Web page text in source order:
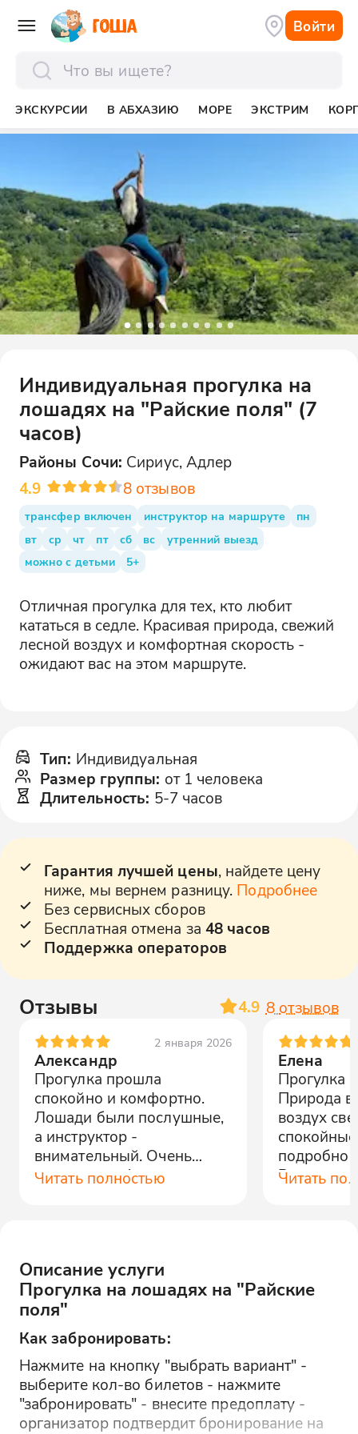
Войти
ЭКСКУРСИИ В АБХАЗИЮ МОРЕ ЭКСТРИМ
Индивидуальная прогулка на
лошадях на "Райские поля" (7
часов)
Районы Сочи: Сириус, Адлер
4.9
8 отзывов
трансфер включен инструктор на маршруте
пн
вт
ср чт пт сб вс
утренний выезд
можно с детьми
5+
Отличная прогулка для тех, кто любит
кататься в седле. Красивая природа, свежий
лесной воздух и комфортная скорость -
ожидают вас на этом маршруте.
Тип: Индивидуальная
Размер группы: от 1 человека
Длительность: 5-7 часов
Гарантия лучшей цены, найдете цену
ниже, мы вернем разницу. Подробнее
Без сервисных сборов
Бесплатная отмена за 48 часов
Поддержка операторов
Отзывы 4.9 8 отзывов
2 января 2026
Александр
Прогулка прошла
спокойно и комфортно.
Лошади были послушные,
а инструктор -
внимательный. Очень
понравилось!
Читать полностью
Елена
Прогулка
Природа
воздух
подробно
Читать
Описание услуги
Прогулка на лошадях на "Райские
поля"
Как забронировать:
Нажмите на кнопку "выбрать вариант" -
выберите кол-во билетов - нажмите
"забронировать" - внесите предоплату -
организатор подтвердит бронирование на